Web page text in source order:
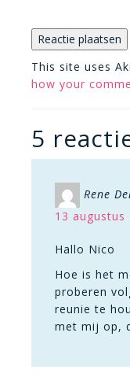
This site uses
how your
5
Rene
13 augustus
Hallo Nico
Hoe is het
proberen
reunie te
met mij op,